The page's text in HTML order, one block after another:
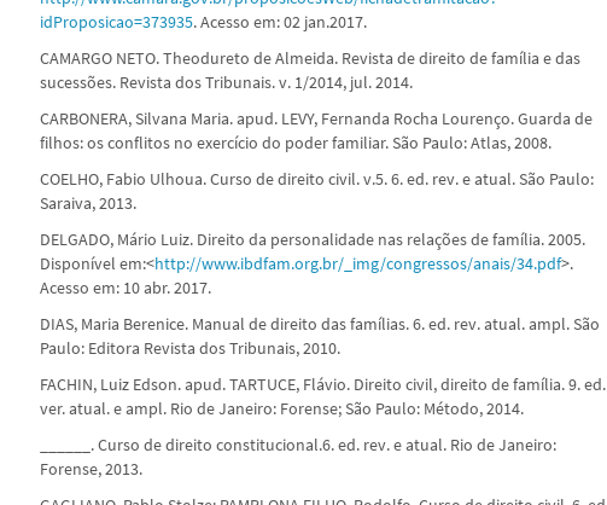
idProposicao=373935. Acesso em: 02 jan.2017.
CAMARGO NETO. Theodureto de Almeida. Revista de direito de família e das
sucessões. Revista dos Tribunais. v. 1/2014, jul. 2014.
CARBONERA, Silvana Maria. apud. LEVY, Fernanda Rocha Lourenço. Guarda de
filhos: os conflitos no exercício do poder familiar. São Paulo: Atlas, 2008.
COELHO, Fabio Ulhoua. Curso de direito civil. v.5. 6. ed. rev. e atual. São Paulo:
Saraiva, 2013.
DELGADO, Mário Luiz. Direito da personalidade nas relações de família. 2005.
Disponível em:<http://www.ibdfam.org.br/_img/congressos/anais/34.pdf>.
Acesso em: 10 abr. 2017.
DIAS, Maria Berenice. Manual de direito das famílias. 6. ed. rev. atual. ampl. São
Paulo: Editora Revista dos Tribunais, 2010.
FACHIN, Luiz Edson. apud. TARTUCE, Flávio. Direito civil, direito de família. 9. ed.
ver. atual. e ampl. Rio de Janeiro: Forense; São Paulo: Método, 2014.
______. Curso de direito constitucional.6. ed. rev. e atual. Rio de Janeiro:
Forense, 2013.